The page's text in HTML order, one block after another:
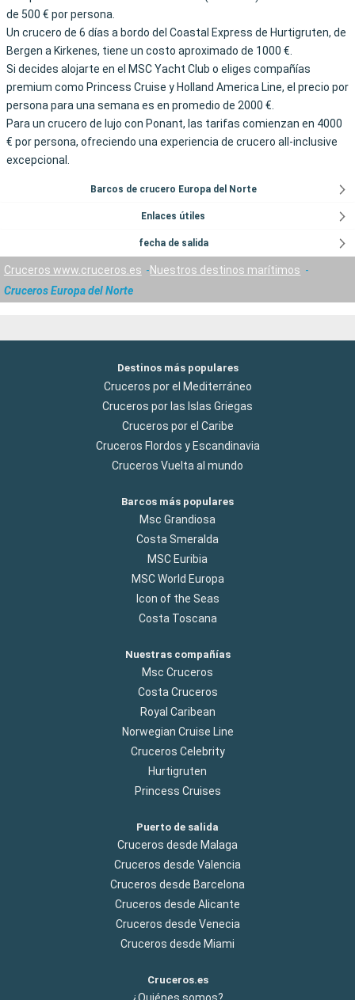
de 500 € por persona.
Un crucero de 6 días a bordo del Coastal Express de Hurtigruten, de
Bergen a Kirkenes, tiene un costo aproximado de 1000 €.
Si decides alojarte en el MSC Yacht Club o eliges compañías
premium como Princess Cruise y Holland America Line, el precio por
persona para una semana es en promedio de 2000 €.
Para un crucero de lujo con Ponant, las tarifas comienzan en 4000
€ por persona, ofreciendo una experiencia de crucero all-inclusive
excepcional.
Barcos de crucero Europa del Norte
Enlaces útiles
fecha de salida
Cruceros www.cruceros.es
Nuestros destinos marítimos
Cruceros Europa del Norte
Destinos más populares
Cruceros por el Mediterráneo
Cruceros por las Islas Griegas
Cruceros por el Caribe
Cruceros Flordos y Escandinavia
Cruceros Vuelta al mundo
Barcos más populares
Msc Grandiosa
Costa Smeralda
MSC Euribia
MSC World Europa
Icon of the Seas
Costa Toscana
Nuestras compañías
Msc Cruceros
Costa Cruceros
Royal Caribean
Norwegian Cruise Line
Cruceros Celebrity
Hurtigruten
Princess Cruises
Puerto de salida
Cruceros desde Malaga
Cruceros desde Valencia
Cruceros desde Barcelona
Cruceros desde Alicante
Cruceros desde Venecia
Cruceros desde Miami
Cruceros.es